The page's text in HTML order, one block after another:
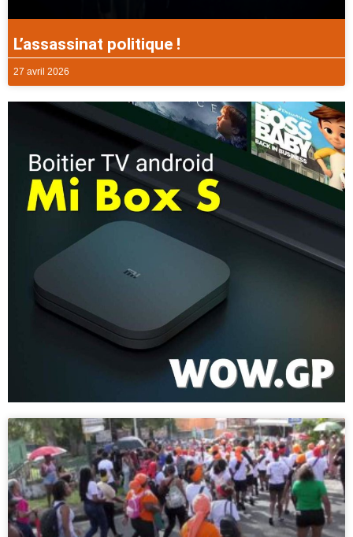
L’assassinat politique !
27 avril 2026